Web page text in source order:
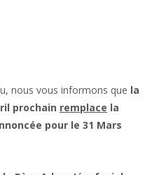
nous vous informons que la
prochain remplace la
pour le 31 Mars